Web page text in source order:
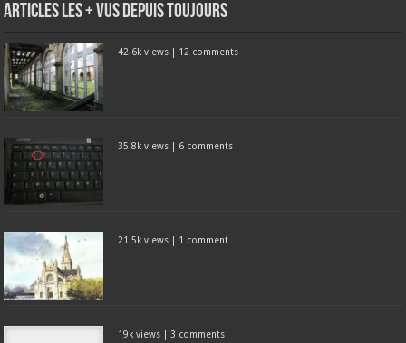
Articles les + vus depuis toujours
42.6k views | 12 comments
35.8k views | 6 comments
21.5k views | 1 comment
19k views | 3 comments